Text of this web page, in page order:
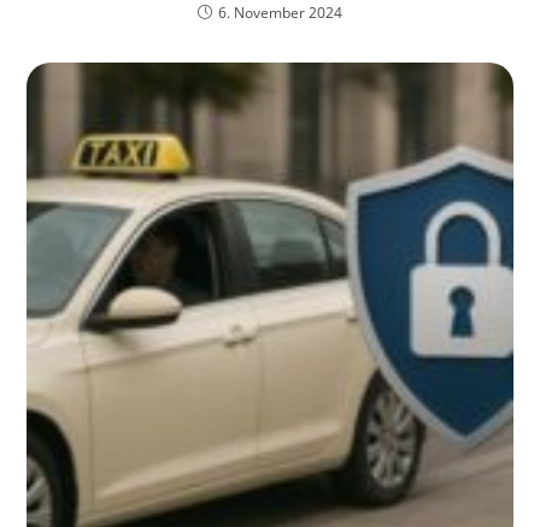
6. November 2024